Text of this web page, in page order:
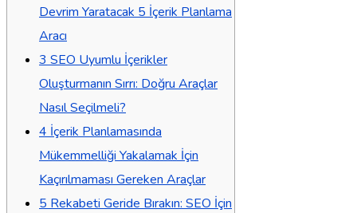
Devrim Yaratacak 5 İçerik Planlama
Aracı
3 SEO Uyumlu İçerikler
Oluşturmanın Sırrı: Doğru Araçlar
Nasıl Seçilmeli?
4 İçerik Planlamasında
Mükemmelliği Yakalamak İçin
Kaçırılmaması Gereken Araçlar
5 Rekabeti Geride Bırakın: SEO İçin